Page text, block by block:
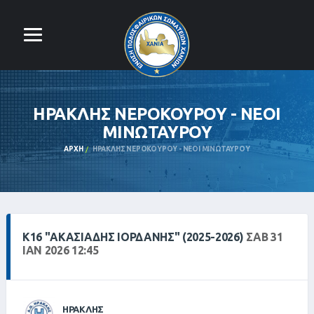
ΗΡΑΚΛΗΣ ΝΕΡΟΚΟΥΡΟΥ - ΝΕΟΙ
ΜΙΝΩΤΑΥΡΟΥ
ΑΡΧΉ ΗΡΑΚΛΗΣ ΝΕΡΟΚΟΥΡΟΥ - ΝΕΟΙ ΜΙΝΩΤΑΥΡΟΥ
Κ16 "ΑΚΑΣΙΆΔΗΣ ΙΟΡΔΆΝΗΣ" (2025-2026) ΣΑΒ 31
ΙΑΝ 2026 12:45
ΗΡΑΚΛΗΣ